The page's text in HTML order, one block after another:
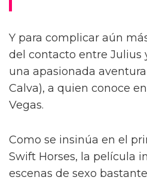
Y para complicar aún
del contacto entre Julius
una apasionada
Calva), a quien conoce
Vegas.
Como se insinúa en el
Swift Horses, la película
escenas de sexo